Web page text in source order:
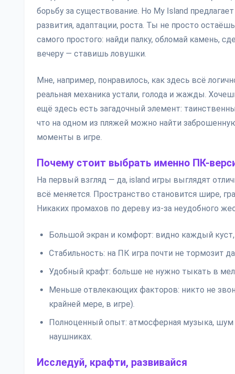
борьбу за существование. Но My Island
развития, адаптации, роста. Ты не просто
самого простого: найди палку, обломай камень,
вечеру — ставишь ловушки.
Мне, например, понравилось, как здесь всё
реальная механика устали, голода и жажды.
ещё здесь есть загадочный элемент:
что на одном из пляжей можно найти
моменты в игре.
Почему стоит выбрать именно ПК-
На первый взгляд — да, island игры выглядят
всё меняется. Пространство становится шире,
Никаких промахов по дереву из-за неудобного
Большой экран и комфорт: видно каждый
Стабильность: на ПК игра почти не тормозит
Удобный крафт: больше не нужно тыкать в
Меньше отвлекающих факторов: никто не
крайней мере, в игре).
Полноценный опыт: атмосферная музыка, шум
наушниках.
Исследуй, крафти, развивайся